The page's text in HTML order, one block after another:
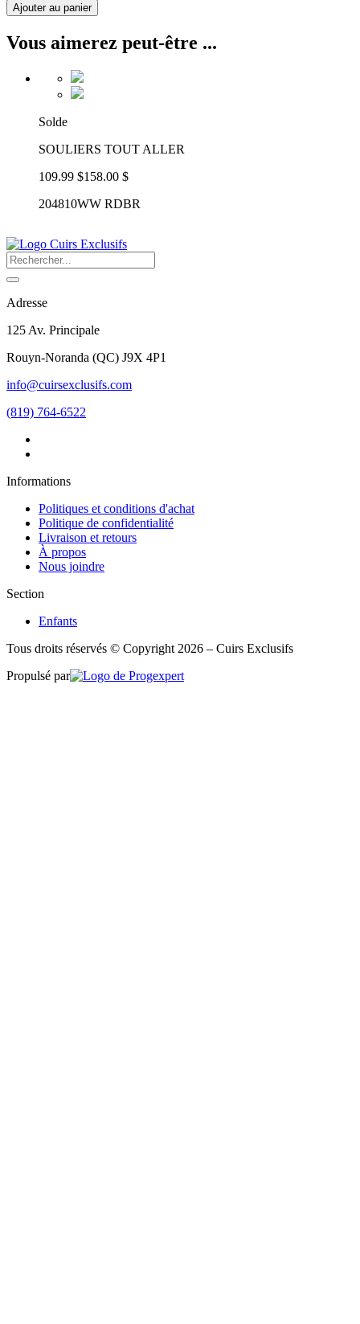
Ajouter au panier
Vous aimerez peut-être ...
Solde
SOULIERS TOUT ALLER
109.99 $158.00 $
204810WW RDBR
Adresse
125 Av. Principale
Rouyn-Noranda (QC) J9X 4P1
info@cuirsexclusifs.com
(819) 764-6522
Informations
Politiques et conditions d'achat
Politique de confidentialité
Livraison et retours
À propos
Nous joindre
Section
Enfants
Tous droits réservés © Copyright 2026 – Cuirs Exclusifs
Propulsé par